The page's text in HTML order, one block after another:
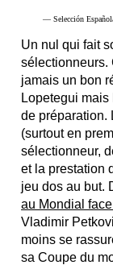
— Selección
Un nul qui fait
sélectionneurs.
jamais un bon
Lopetegui
de préparation.
(surtout en
sélectionneur,
et la prestation
jeu dos au but.
au Mondial
Vladimir
moins se
sa Coupe du